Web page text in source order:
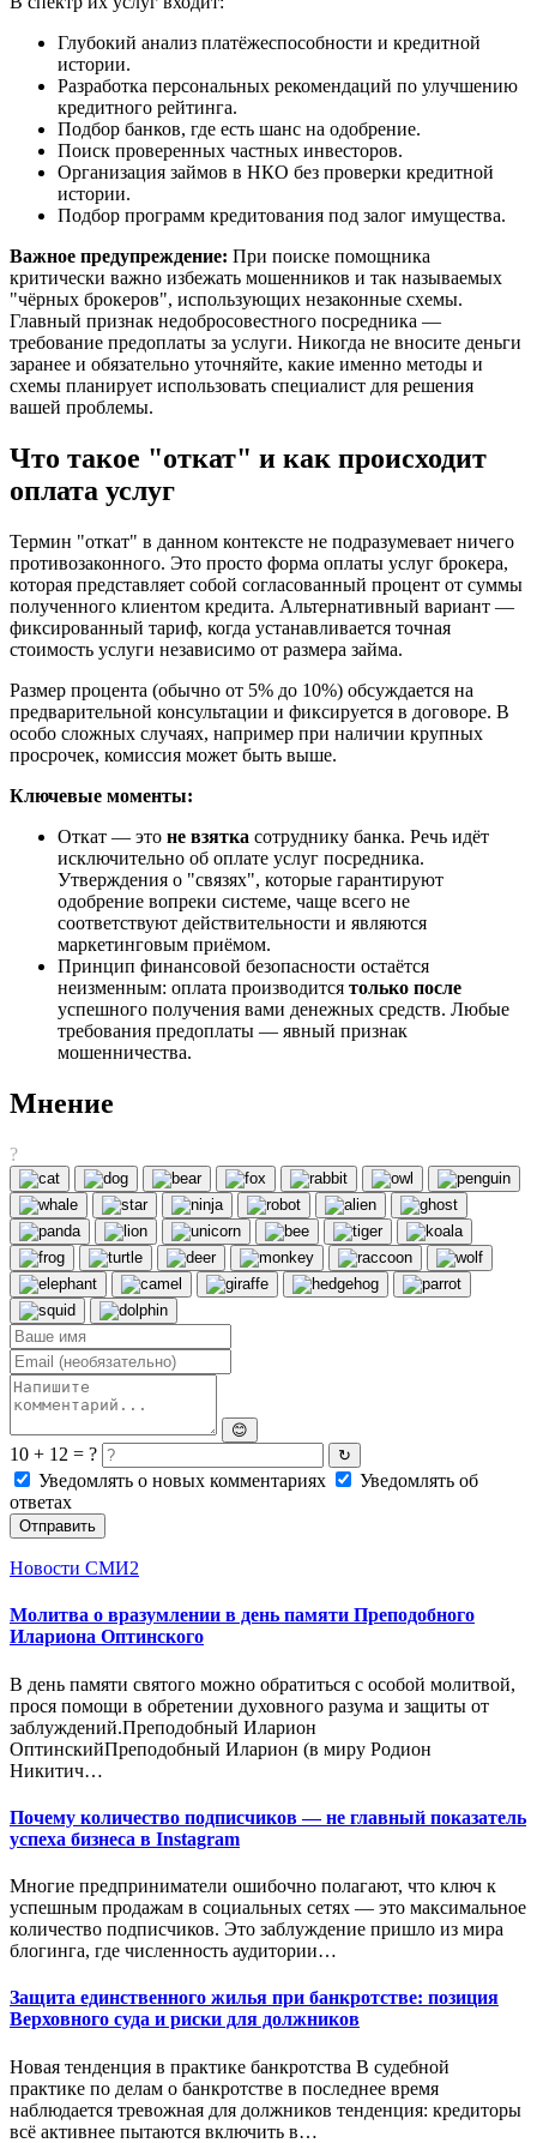
Глубокий анализ платёжеспособности и кредитной
истории.
Разработка персональных рекомендаций по улучшению
кредитного рейтинга.
Подбор банков, где есть шанс на одобрение.
Поиск проверенных частных инвесторов.
Организация займов в НКО без проверки кредитной
истории.
Подбор программ кредитования под залог имущества.
Важное предупреждение: При поиске помощника
критически важно избежать мошенников и так называемых
"чёрных брокеров", использующих незаконные схемы.
Главный признак недобросовестного посредника —
требование предоплаты за услуги. Никогда не вносите деньги
заранее и обязательно уточняйте, какие именно методы и
схемы планирует использовать специалист для решения
вашей проблемы.
Что такое "откат" и как происходит
оплата услуг
Термин "откат" в данном контексте не подразумевает ничего
противозаконного. Это просто форма оплаты услуг брокера,
которая представляет собой согласованный процент от суммы
полученного клиентом кредита. Альтернативный вариант —
фиксированный тариф, когда устанавливается точная
стоимость услуги независимо от размера займа.
Размер процента (обычно от 5% до 10%) обсуждается на
предварительной консультации и фиксируется в договоре. В
особо сложных случаях, например при наличии крупных
просрочек, комиссия может быть выше.
Ключевые моменты:
Откат — это не взятка сотруднику банка. Речь идёт
исключительно об оплате услуг посредника.
Утверждения о "связях", которые гарантируют
одобрение вопреки системе, чаще всего не
соответствуют действительности и являются
маркетинговым приёмом.
Принцип финансовой безопасности остаётся
неизменным: оплата производится только после
успешного получения вами денежных средств. Любые
требования предоплаты — явный признак
мошенничества.
Мнение
?
😊
10 + 12 = ? ↻
Уведомлять о новых комментариях
Уведомлять об
ответах
Отправить
Новости СМИ2
Молитва о вразумлении в день памяти Преподобного
Илариона Оптинского
В день памяти святого можно обратиться с особой молитвой,
прося помощи в обретении духовного разума и защиты от
заблуждений.Преподобный Иларион
ОптинскийПреподобный Иларион (в миру Родион
Никитич…
Почему количество подписчиков — не главный показатель
успеха бизнеса в Instagram
Многие предприниматели ошибочно полагают, что ключ к
успешным продажам в социальных сетях — это максимальное
количество подписчиков. Это заблуждение пришло из мира
блогинга, где численность аудитории…
Защита единственного жилья при банкротстве: позиция
Верховного суда и риски для должников
Новая тенденция в практике банкротства В судебной
практике по делам о банкротстве в последнее время
наблюдается тревожная для должников тенденция: кредиторы
всё активнее пытаются включить в…